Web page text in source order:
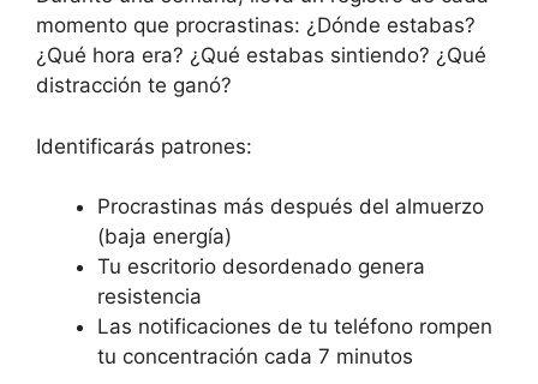
momento que procrastinas: ¿Dónde estabas?
¿Qué hora era? ¿Qué estabas sintiendo? ¿Qué
distracción te ganó?
Identificarás patrones:
Procrastinas más después del almuerzo
(baja energía)
Tu escritorio desordenado genera
resistencia
Las notificaciones de tu teléfono rompen
tu concentración cada 7 minutos